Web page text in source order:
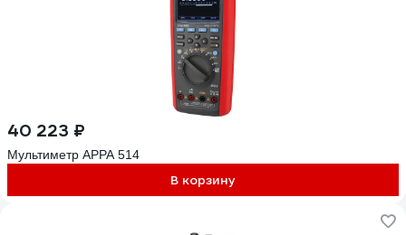
40 223 ₽
Мультиметр APPA 514
В корзину